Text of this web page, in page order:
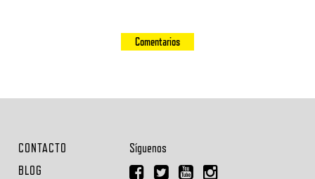
Comentarios
CONTACTO
BLOG
Síguenos